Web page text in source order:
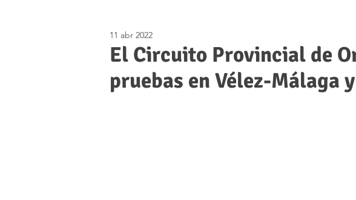
El Circuito Provincial de
pruebas en Vélez-Málaga
11 abr 2022